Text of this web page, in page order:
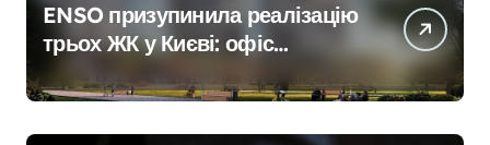
ENSO призупинила реалізацію
трьох ЖК у Києві: офіс
керівник покинув місто